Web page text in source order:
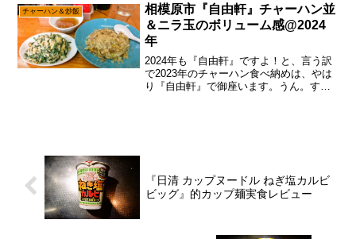
題は……納得出来るレベル...
チャーハン＆炒飯
相模原市『自由軒』チャーハン並
＆ニラ玉のボリューム感@2024
年
2024年も『自由軒』ですよ！と、言う訳
で2023年のチャーハン食べ納めは、やは
り『自由軒』で御座います。うん。すで
『日清 カップヌードル ねぎ塩カルビ
ビッグ』的カップ麺実食レビュー